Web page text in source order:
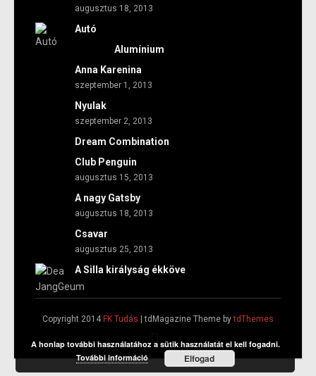
augusztus 18, 2013
Autó
Alumínium
Anna Karenina
szeptember 1, 2013
Nyulak
szeptember 2, 2013
Dream Combination
Club Penguin
augusztus 15, 2013
A nagy Gatsby
augusztus 18, 2013
Csavar
augusztus 25, 2013
A Silla királyság ékköve
Copyright 2014 FK Tudás | tdMagazine Theme bytdThemes
A honlap további használatához a sütik használatát el kell fogadni.
További információ
Elfogad